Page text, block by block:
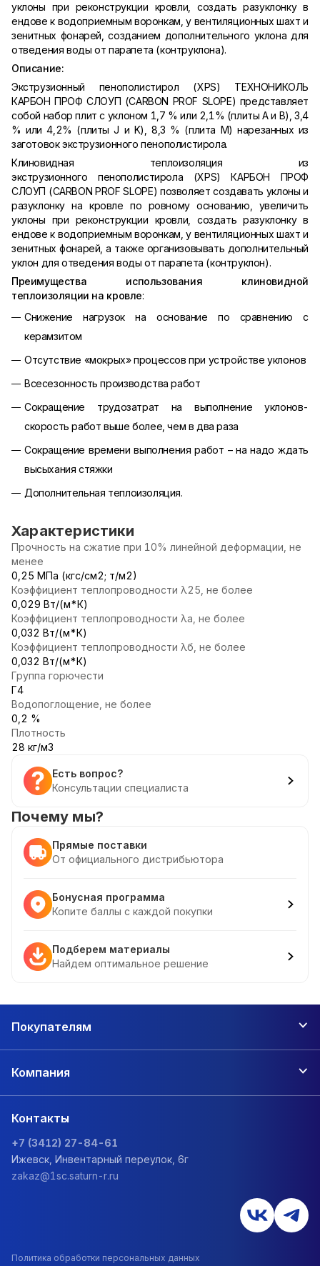
уклоны при реконструкции кровли, создать разуклонку в
ендове к водоприемным воронкам, у вентиляционных шахт и
зенитных фонарей, созданием дополнительного уклона для
отведения воды от парапета (контруклона).
Описание:
Экструзионный пенополистирол (XPS) ТЕХНОНИКОЛЬ
КАРБОН ПРОФ СЛОУП (CARBON PROF SLOPE) представляет
собой набор плит с уклоном 1,7 % или 2,1% (плиты A и В), 3,4
% или 4,2% (плиты J и K), 8,3 % (плита М) нарезанных из
заготовок экструзионного пенополистирола.
Клиновидная теплоизоляция из
экструзионного пенополистирола (XPS) КАРБОН ПРОФ
СЛОУП (CARBON PROF SLOPE) позволяет создавать уклоны и
разуклонку на кровле по ровному основанию, увеличить
уклоны при реконструкции кровли, создать разуклонку в
ендове к водоприемным воронкам, у вентиляционных шахт и
зенитных фонарей, а также организовывать дополнительный
уклон для отведения воды от парапета (контруклон).
Преимущества использования клиновидной
теплоизоляции на кровле:
Снижение нагрузок на основание по сравнению с
керамзитом
Отсутствие «мокрых» процессов при устройстве уклонов
Всесезонность производства работ
Сокращение трудозатрат на выполнение уклонов-
скорость работ выше более, чем в два раза
Сокращение времени выполнения работ – на надо ждать
высыхания стяжки
Дополнительная теплоизоляция.
Характеристики
Прочность на сжатие при 10% линейной деформации, не
менее
0,25 МПа (кгс/см2; т/м2)
Коэффициент теплопроводности λ25, не более
0,029 Вт/(м*К)
Коэффициент теплопроводности λа, не более
0,032 Вт/(м*К)
Коэффициент теплопроводности λб, не более
0,032 Вт/(м*К)
Группа горючести
Г4
Водопоглощение, не более
0,2 %
Плотность
28 кг/м3
Есть вопрос?
Консультации специалиста
Почему мы?
Прямые поставки
От официального дистрибьютора
Бонусная программа
Копите баллы с каждой покупки
Подберем материалы
Найдем оптимальное решение
Покупателям
Компания
Контакты
+7 (3412) 27-84-61
Ижевск, Инвентарный переулок, 6г
zakaz@1sc.saturn-r.ru
Политика обработки персональных данных